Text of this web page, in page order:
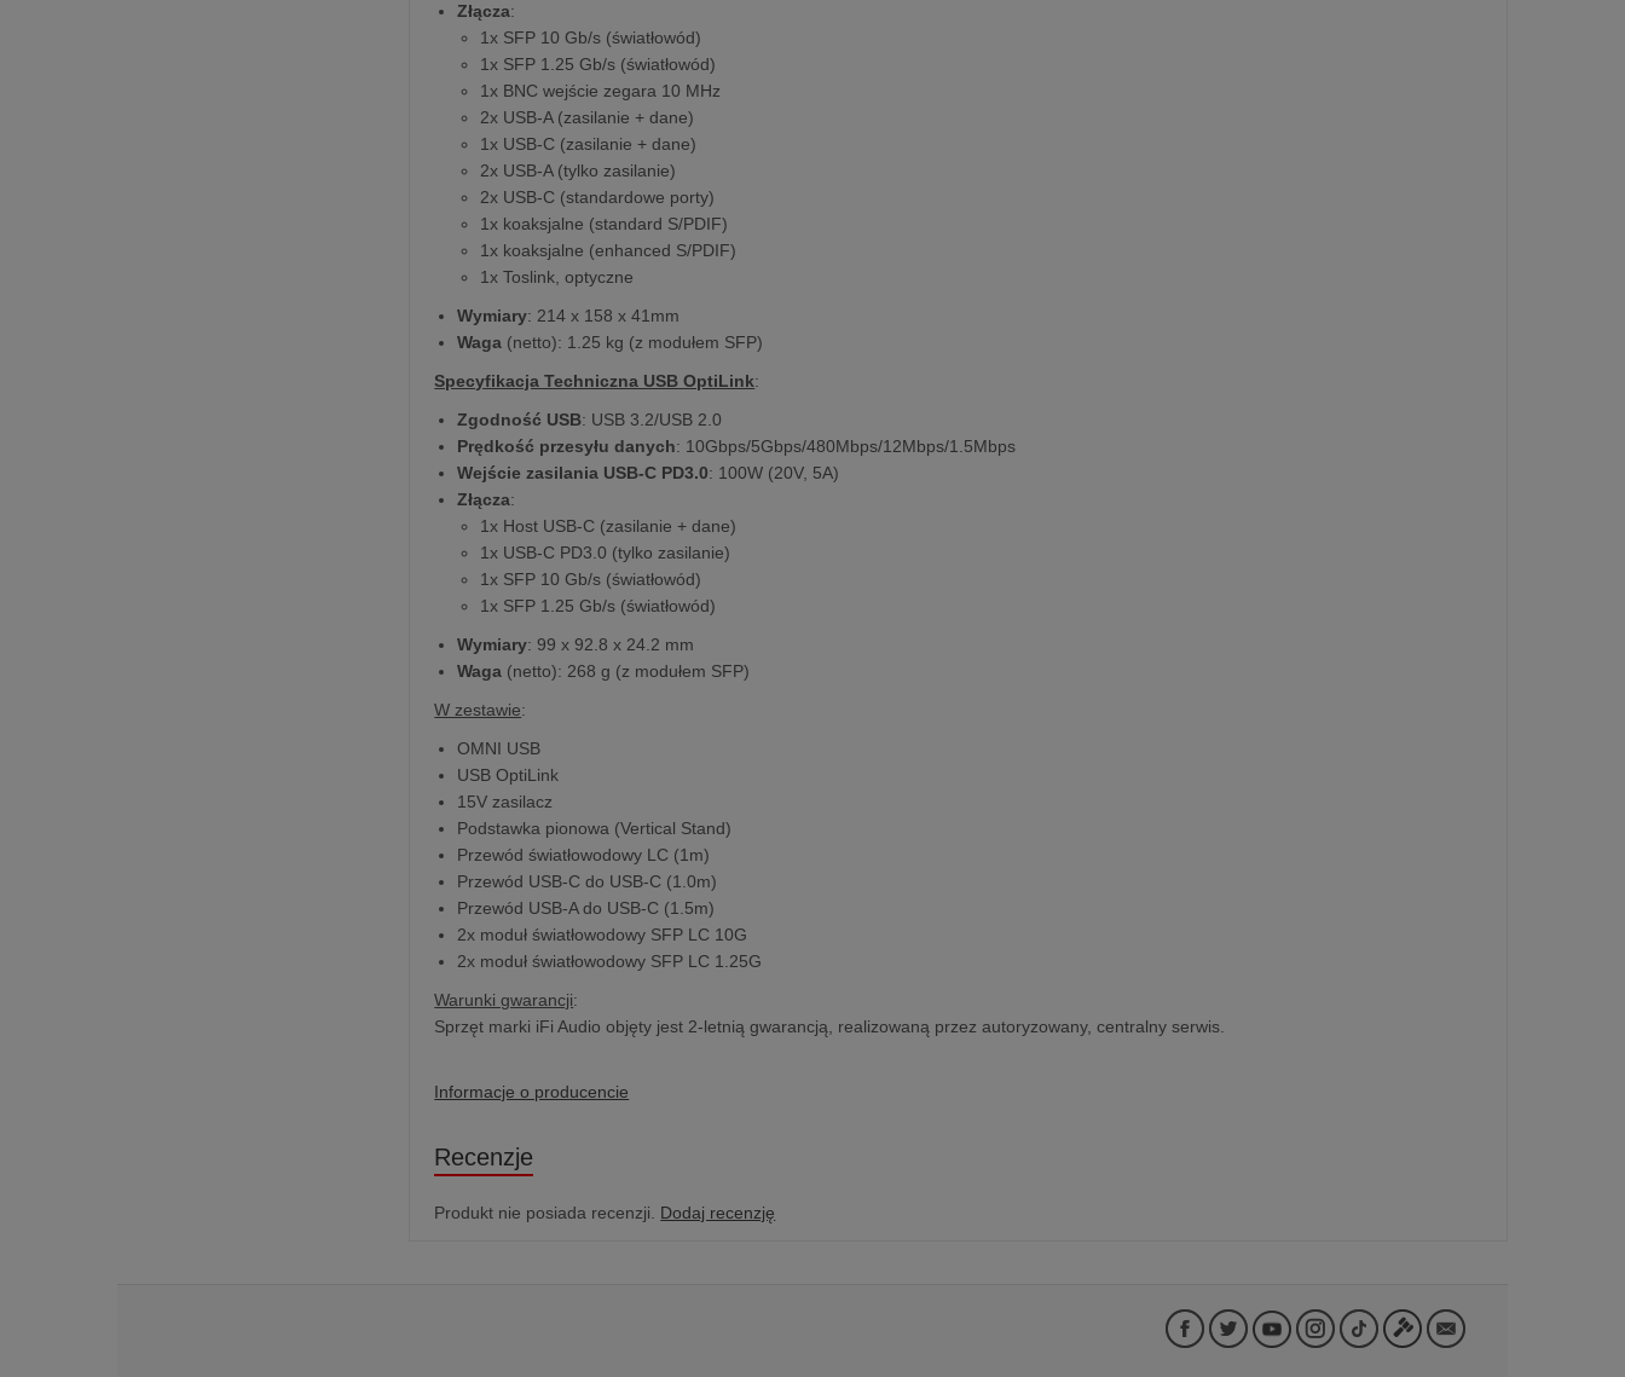
Złącza:
1x SFP 10 Gb/s (światłowód)
1x SFP 1.25 Gb/s (światłowód)
1x BNC wejście zegara 10 MHz
2x USB-A (zasilanie + dane)
1x USB-C (zasilanie + dane)
2x USB-A (tylko zasilanie)
2x USB-C (standardowe porty)
1x koaksjalne (standard S/PDIF)
1x koaksjalne (enhanced S/PDIF)
1x Toslink, optyczne
Wymiary: 214 x 158 x 41mm
Waga (netto): 1.25 kg (z modułem SFP)
Specyfikacja Techniczna USB OptiLink:
Zgodność USB: USB 3.2/USB 2.0
Prędkość przesyłu danych: 10Gbps/5Gbps/480Mbps/12Mbps/1.5Mbps
Wejście zasilania USB-C PD3.0: 100W (20V, 5A)
Złącza:
1x Host USB-C (zasilanie + dane)
1x USB-C PD3.0 (tylko zasilanie)
1x SFP 10 Gb/s (światłowód)
1x SFP 1.25 Gb/s (światłowód)
Wymiary: 99 x 92.8 x 24.2 mm
Waga (netto): 268 g (z modułem SFP)
W zestawie:
OMNI USB
USB OptiLink
15V zasilacz
Podstawka pionowa (Vertical Stand)
Przewód światłowodowy LC (1m)
Przewód USB-C do USB-C (1.0m)
Przewód USB-A do USB-C (1.5m)
2x moduł światłowodowy SFP LC 10G
2x moduł światłowodowy SFP LC 1.25G
Warunki gwarancji:
Sprzęt marki iFi Audio objęty jest 2-letnią gwarancją, realizowaną przez autoryzowany, centralny serwis.
Informacje o producencie
Recenzje
Produkt nie posiada recenzji. Dodaj recenzję